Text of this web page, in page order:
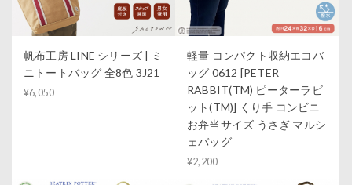
帆布工房 LINE シリーズ | ミ
ニトートバッグ 全8色 3J21
¥6,050
軽量 コンパクト収納エコバ
ッグ 0612 [PETER
RABBIT(TM) ピーターラビ
ット(TM)] くり手 コンビニ
お弁当サイズ うさぎ マルシ
ェバッグ
¥2,200